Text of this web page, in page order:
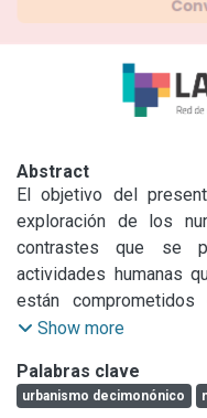
Abstract
El objetivo del
exploración de los
contrastes que se
actividades humanas
están
físico. Esas estrechas
Verificamos que
prolongada y profunda
Show more
Palabras clave
urbanismo decimonónico